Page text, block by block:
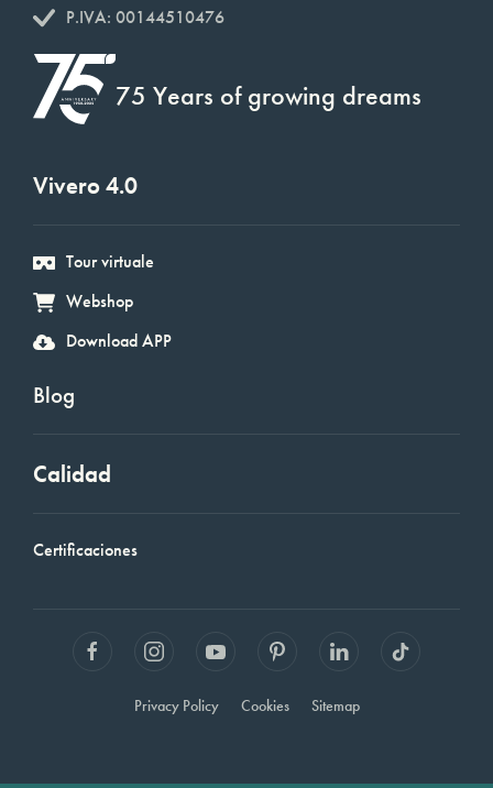
P.IVA: 00144510476
75 Years of growing dreams
Vivero 4.0
Tour virtuale
Webshop
Download APP
Blog
Calidad
Certificaciones
Privacy Policy Cookies Sitemap